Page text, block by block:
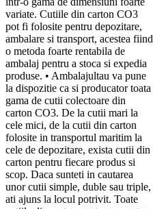
variate. Cutiile din carton CO3
pot fi folosite pentru depozitare,
ambalare si transport, acestea fiind
o metoda foarte rentabila de
ambalaj pentru a stoca si expedia
produse. • Ambalajultau va pune
la dispozitie ca si producator toata
gama de cutii colectoare din
carton CO3. De la cutii mari la
cele mici, de la cutii din carton
folosite in transportul maritim la
cele de depozitare, exista cutii din
carton pentru fiecare produs si
scop. Daca sunteti in cautarea
unor cutii simple, duble sau triple,
ati ajuns la locul potrivit. Toate